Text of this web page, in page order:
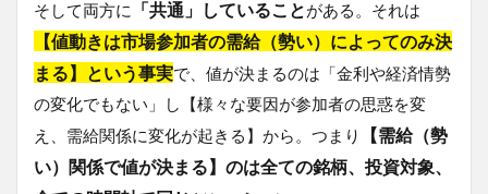
そして両方に 「共通」していることがある。それは
【値動きは市場参加者の需給（勢い）によってのみ決
まる】という事実で、値が決まるのは「金利や経済情勢
の変化でもない」し【様々な要因が参加者の思惑を変
え、需給関係に変化が起きる】から。つまり
【需給（勢
い）関係で値が決まる】のは全ての銘柄、投資対象、